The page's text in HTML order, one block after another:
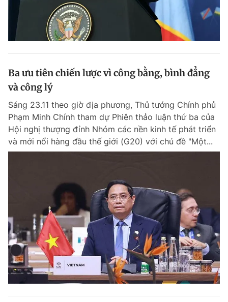
Ba ưu tiên chiến lược vì công bằng, bình đẳng
và công lý
Sáng 23.11 theo giờ địa phương, Thủ tướng Chính phủ
Phạm Minh Chính tham dự Phiên thảo luận thứ ba của
Hội nghị thượng đỉnh Nhóm các nền kinh tế phát triển
và mới nổi hàng đầu thế giới (G20) với chủ đề "Một...